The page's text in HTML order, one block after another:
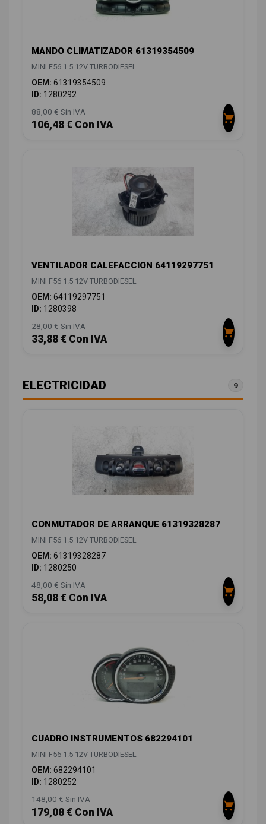
MANDO CLIMATIZADOR 61319354509
MINI F56 1.5 12V TURBODIESEL
OEM: 61319354509
ID: 1280292
88,00 € Sin IVA
106,48 € Con IVA
VENTILADOR CALEFACCION 64119297751
MINI F56 1.5 12V TURBODIESEL
OEM: 64119297751
ID: 1280398
28,00 € Sin IVA
33,88 € Con IVA
ELECTRICIDAD 9
CONMUTADOR DE ARRANQUE 61319328287
MINI F56 1.5 12V TURBODIESEL
OEM: 61319328287
ID: 1280250
48,00 € Sin IVA
58,08 € Con IVA
CUADRO INSTRUMENTOS 682294101
MINI F56 1.5 12V TURBODIESEL
OEM: 682294101
ID: 1280252
148,00 € Sin IVA
179,08 € Con IVA